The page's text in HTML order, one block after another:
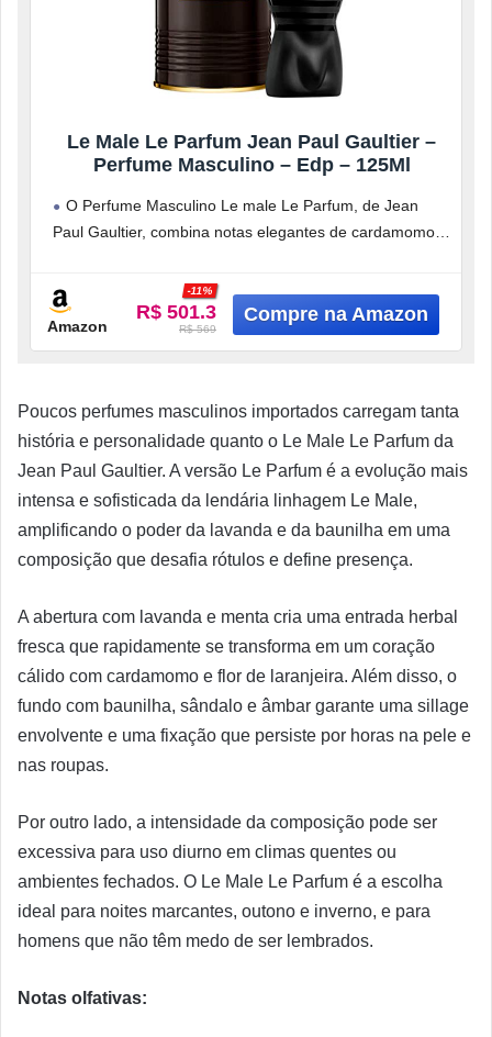
Le Male Le Parfum Jean Paul Gaultier –
Perfume Masculino – Edp – 125Ml
O Perfume Masculino Le male Le Parfum, de Jean
Paul Gaultier, combina notas elegantes de cardamomo,
Amazon
R$ 501.3
-11%
R$ 569
Poucos perfumes masculinos importados carregam tanta
história e personalidade quanto o Le Male Le Parfum da
Jean Paul Gaultier. A versão Le Parfum é a evolução mais
intensa e sofisticada da lendária linhagem Le Male,
amplificando o poder da lavanda e da baunilha em uma
composição que desafia rótulos e define presença.
A abertura com lavanda e menta cria uma entrada herbal
fresca que rapidamente se transforma em um coração
cálido com cardamomo e flor de laranjeira. Além disso, o
fundo com baunilha, sândalo e âmbar garante uma sillage
envolvente e uma fixação que persiste por horas na pele e
nas roupas.
Por outro lado, a intensidade da composição pode ser
excessiva para uso diurno em climas quentes ou
ambientes fechados. O Le Male Le Parfum é a escolha
ideal para noites marcantes, outono e inverno, e para
homens que não têm medo de ser lembrados.
Notas olfativas: